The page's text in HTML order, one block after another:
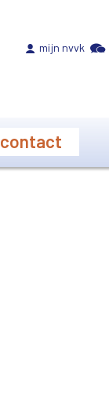
mijn nvvk
contact